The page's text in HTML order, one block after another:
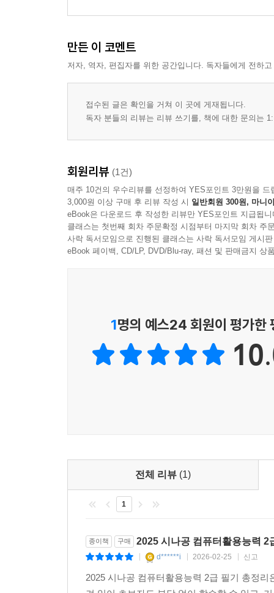
만든 이 코멘트
저자, 역자, 편집자를 위한 공간입니다. 독자들에게 전하
접수된 글은 확인을 거쳐 이 곳에 게재됩니다.
독자 분들의 리뷰는 리뷰 쓰기를, 책에 대한 문의는
회원리뷰 (1건)
매주 10건의 우수리뷰를 선정하여 YES포인트 3만원을 드
3,000원 이상 구매 후 리뷰 작성 시 일반회원 300원, 마니
eBook은 다운로드 후 작성한 리뷰만 YES포인트 지급됩니
클래스는 첫번째 회차 주문확정 시점부터 마지막 회차 주
사락 독서모임으로 진행된 클래스는 사락 독서모임 게시
eBook 페이백, CD/LP, DVD/Blu-ray, 패션 및 판매금지 상
1명의 예스24 회원이 평가한
전체 리뷰 (1)
1
종이책 구매 2025 시나공 컴퓨터활용능력 2
d******i 2026-02-25 신고
2025 시나공 컴퓨터활용능력 2급 필기 총정